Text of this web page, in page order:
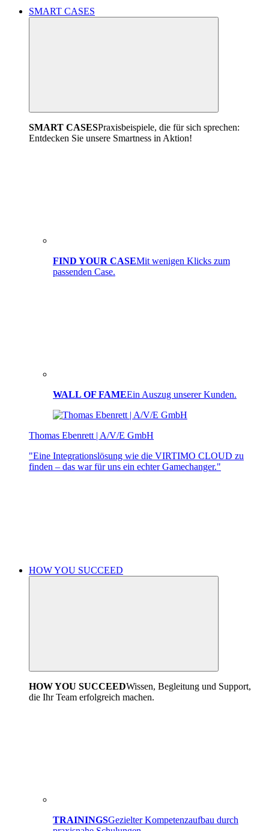
SMART CASES
SMART CASESPraxisbeispiele, die für sich sprechen:
Entdecken Sie unsere Smartness in Aktion!
FIND YOUR CASEMit wenigen Klicks zum
passenden Case.
WALL OF FAMEEin Auszug unserer Kunden.
Thomas Ebenrett | A/V/E GmbH
"Eine Integrationslösung wie die VIRTIMO CLOUD zu
finden – das war für uns ein echter Gamechanger."
HOW YOU SUCCEED
HOW YOU SUCCEEDWissen, Begleitung und Support,
die Ihr Team erfolgreich machen.
TRAININGSGezielter Kompetenzaufbau durch